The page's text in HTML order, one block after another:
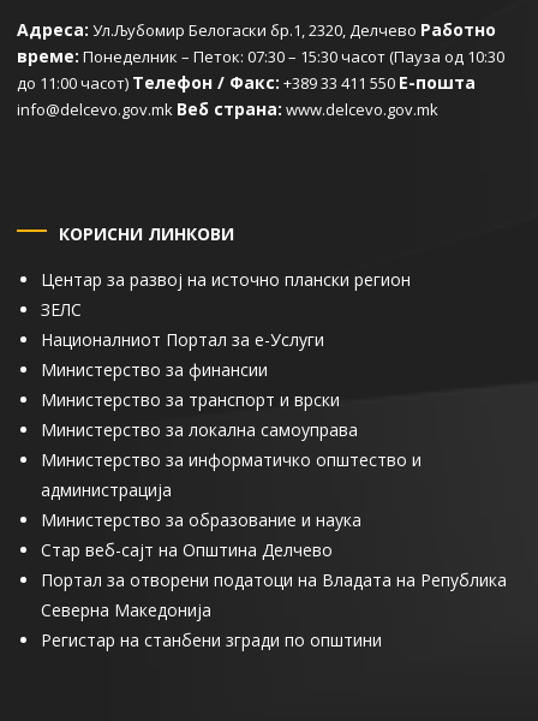
Адреса: Ул.Љубомир Белогаски бр.1, 2320, Делчево Работно
време: Понеделник – Петок: 07:30 – 15:30 часот (Пауза од 10:30
до 11:00 часот) Телефон / Факс: +389 33 411 550 Е-пошта
info@delcevo.gov.mk Веб страна: www.delcevo.gov.mk
КОРИСНИ ЛИНКОВИ
Центар за развој на источно плански регион
ЗЕЛС
Националниот Портал за е-Услуги
Министерство за финансии
Министерство за транспорт и врски
Министерство за локална самоуправа
Министерство за информатичко општество и
администрација
Министерство за образование и наука
Стар веб-сајт на Општина Делчево
Портал за отворени податоци на Владата на Република
Северна Македонија
Регистар на станбени згради по општини